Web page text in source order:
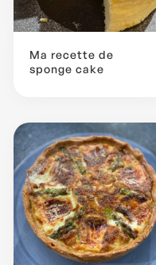
Ma recette de
sponge cake